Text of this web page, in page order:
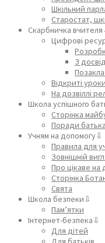
Шкільний
Старостат,
Скарбничка
Цифрові
З
Відкриті уроки
На дозвіллі
Школа успішного
Сторінка
Поради
Учням на допомогу⇩
Правила для
Зовнішній
Про цікаве на
Сторінка
Свята
Школа безпеки⇩
Пам’ятки
Інтернет-безпека⇩
Для дітей